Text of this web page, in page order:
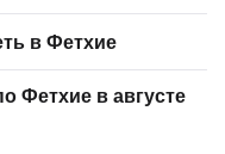
в Фетхие
Фетхие в августе